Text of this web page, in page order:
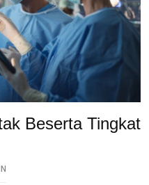
Beserta Tingkat